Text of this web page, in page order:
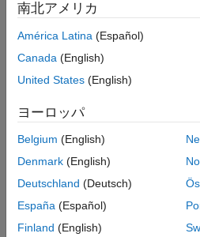
入力引数
バージョン履歴
参考
#include "matrix.h"
const char
説明
mxGetClassName の
mxArrayが保持しているデータの
pmが logicalmxArray を指してい
logicalを返します。
mxGetClassIDは関数
mxClassID で説明されている
南北アメリカ
América Latina (Español)
Canada (English)
United States (English)
ヨーロッパ
Belgium (English)
Denmark (English)
Deutschland (Deutsch)
España (Español)
Finland (English)